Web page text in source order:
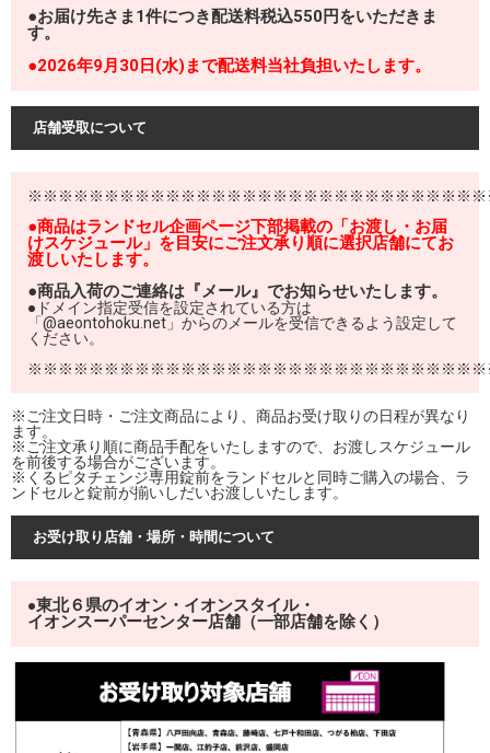
●お届け先さま1件につき配送料税込550円をいただきま
す。
●2026年9月30日(水)まで配送料当社負担いたします。
店舗受取について
●商品はランドセル企画ページ下部掲載の「お渡し・お届
けスケジュール」を目安にご注文承り順に選択店舗にてお
渡しいたします。
●商品入荷のご連絡は『メール』でお知らせいたします。
●ドメイン指定受信を設定されている方は
「@aeontohoku.net」からのメールを受信できるよう設定して
ください。
※ご注文日時・ご注文商品により、商品お受け取りの日程が異なり
ます。
※ご注文承り順に商品手配をいたしますので、お渡しスケジュール
を前後する場合がございます。
※くるピタチェンジ専用錠前をランドセルと同時ご購入の場合、ラ
ンドセルと錠前が揃いしだいお渡しいたします。
お受け取り店舗・場所・時間について
●東北６県のイオン・イオンスタイル・
イオンスーパーセンター店舗（一部店舗を除く）